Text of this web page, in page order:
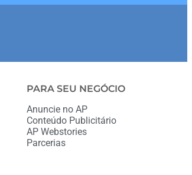
PARA SEU NEGÓCIO
Anuncie no AP
Conteúdo Publicitário
AP Webstories
Parcerias